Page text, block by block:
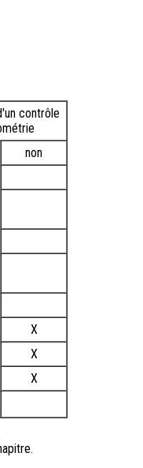
contrôle
non
X
X
X